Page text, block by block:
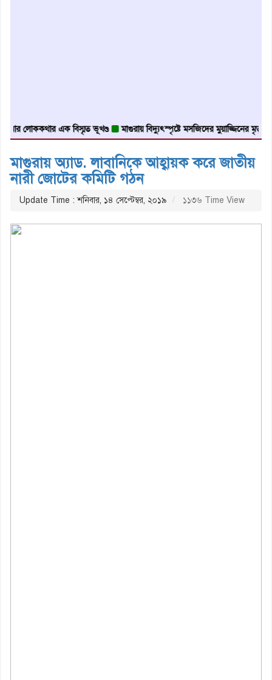
এক বিস্মৃত ভূখণ্ড মাগুরায় বিদ্যুৎস্পৃষ্টে মসজিদের মুয়াজ্জিনের মৃত্যু
মাগুরায় অ্যাড. লাবানিকে আহ্বায়ক করে জাতীয়
নারী জোটের কমিটি গঠন
Update Time : শনিবার, ১৪ সেপ্টেম্বর, ২০১৯ ১১৩৬ Time View